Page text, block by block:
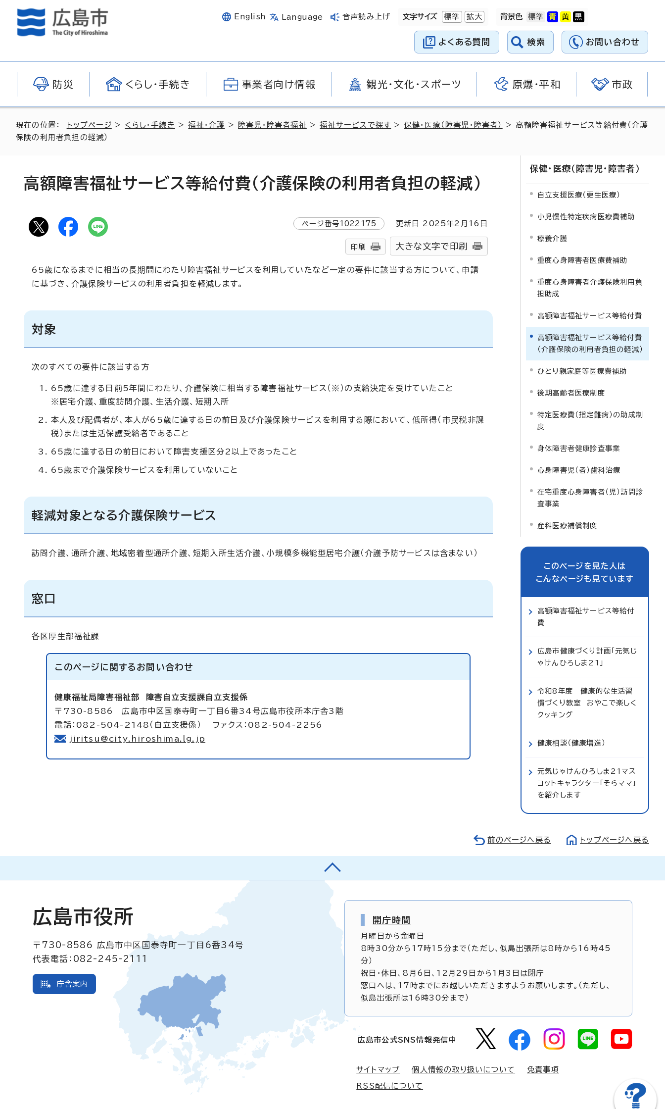
English Language 音声読み上げ 文字サイズ 標準 拡大 背景色
よくある質問 検索 お問い合わせ
防災 くらし・手続き 事業者向け情報 観光・文化・スポーツ 原爆・平和 市政
現在の位置： トップページ > くらし・手続き >福祉・介護 > 障害児・障害者福祉 >福祉サービスで探す > 保健・医療（障害児・障害者）
> 高額障害福祉サービス等給付費（介護
保険の利用者負担の軽減）
高額障害福祉サービス等給付費（介護保険の利用者負担の軽減）
ページ番号1022175 更新日 2025年2月 16 日
印刷 大きな文字で印刷
65歳になるまでに相当の長期間にわたり障害福祉サービスを利用していたなど一定の要件に該当する方について、申請
に基づき、介護保険サービスの利用者負担を軽減します。
対象
次のすべての要件に該当する方
65歳に達する日前5年間にわたり、介護保険に相当する障害福祉サービス（※）の支給決定を受けていたこと
※居宅介護、重度訪問介護、生活介護、短期入所
本人及び配偶者が、本人が65歳に達する日の前日及び介護保険サービスを利用する際において、低所得（市民税非課
税）または生活保護受給者であること
65歳に達する日の前日において障害支援区分2以上であったこと
65歳まで介護保険サービスを利用していないこと
軽減対象となる介護保険サービス
訪問介護、通所介護、地域密着型通所介護、短期入所生活介護、小規模多機能型居宅介護（介護予防サービスは含まない）
窓口
各区厚生部福祉課
このページに関する お問い合わせ
健康福祉局障害福祉部
障害自立支援課自立支援係
〒730-8586 広島市中区国泰寺町一丁目6番34号広島市役所本庁舎3階
電話：082-504-2148（自立支援係） ファクス：082-504-2256
jiritsu@city.hiroshima.lg.jp
保健・医療（障害児・障害者）
自立支援医療（更生医療）
小児慢性特定疾病医療費補助
療養介護
重度心身障害者医療費補助
重度心身障害者介護保険利用負
担助成
高額障害福祉サービス等給付費
高額障害福祉サービス等給付費
（介護保険の利用者負担の軽減）
ひとり親家庭等医療費補助
後期高齢者医療制度
特定医療費（指定難病）の助成制
度
身体障害者健康診査事業
心身障害児（者）歯科治療
在宅重度心身障害者（児）訪問診
査事業
産科医療補償制度
このページを見た人は
こんなページも見ています
高額障害福祉サービス等給付
費
広島市健康づくり計画「元気じ
ゃけんひろしま21」
令和8年度 健康的な生活習
慣づくり教室 おやこで楽しく
クッキング
健康相談（健康増進）
元気じゃけんひろしま21マス
コットキャラクター「そらママ」
を紹介します
前のページへ戻る トップページへ戻る
広島市役所
〒730-8586
広島市中区国泰寺町一丁目6番34号
代表電話：082-245-2111
庁舎案内
開庁時間
月曜日から金曜日
8時30分から17時15分まで（ただし、似島出張所は8時から16時45
分）
祝日・休日、8月6日、12月29日から1月3日は閉庁
窓口へは、17時までにお越しいただきますようお願いします。（ただし、
似島出張所は16時30分まで）
広島市公式SNS情報発信中
サイトマップ 個人情報の取り扱いについて 免責事項
RSS配信について